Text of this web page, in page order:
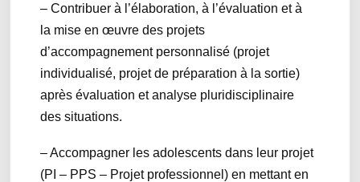
– Contribuer à l’élaboration, à l’évaluation et à
la mise en œuvre des projets
d’accompagnement personnalisé (projet
individualisé, projet de préparation à la sortie)
après évaluation et analyse pluridisciplinaire
des situations.
– Accompagner les adolescents dans leur projet
(PI – PPS – Projet professionnel) en mettant en